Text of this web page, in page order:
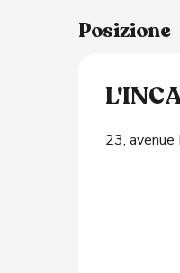
Posizione
23, avenue